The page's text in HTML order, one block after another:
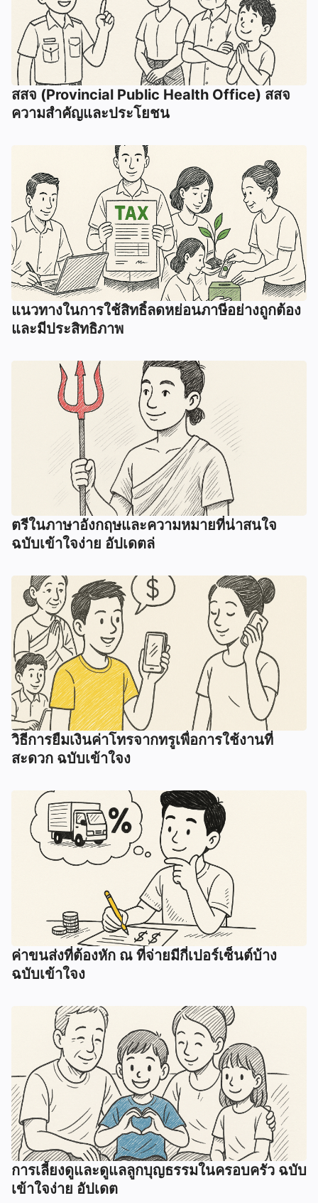
สสจ (Provincial Public Health Office) สสจ
ความสำคัญและประโยชน
แนวทางในการใช้สิทธิ์ลดหย่อนภาษีอย่างถูกต้อง
และมีประสิทธิภาพ
ตรีในภาษาอังกฤษและความหมายที่น่าสนใจ
ฉบับเข้าใจง่าย อัปเดตล่
วิธีการยืมเงินค่าโทรจากทรูเพื่อการใช้งานที่
สะดวก ฉบับเข้าใจง
ค่าขนส่งที่ต้องหัก ณ ที่จ่ายมีกี่เปอร์เซ็นต์บ้าง
ฉบับเข้าใจง
การเลี้ยงดูและดูแลลูกบุญธรรมในครอบครัว ฉบับ
เข้าใจง่าย อัปเดต